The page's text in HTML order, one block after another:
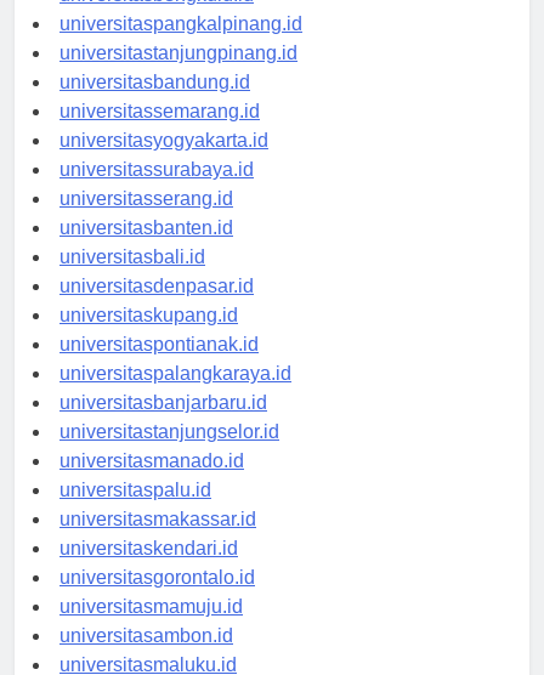
universitasbengkulu.id
universitaspangkalpinang.id
universitastanjungpinang.id
universitasbandung.id
universitassemarang.id
universitasyogyakarta.id
universitassurabaya.id
universitasserang.id
universitasbanten.id
universitasbali.id
universitasdenpasar.id
universitaskupang.id
universitaspontianak.id
universitaspalangkaraya.id
universitasbanjarbaru.id
universitastanjungselor.id
universitasmanado.id
universitaspalu.id
universitasmakassar.id
universitaskendari.id
universitasgorontalo.id
universitasmamuju.id
universitasambon.id